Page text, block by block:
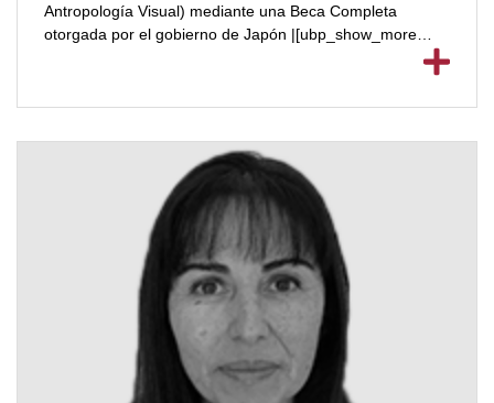
Antropología Visual) mediante una Beca Completa
otorgada por el gobierno de Japón |[ubp_show_more
TPM -Grupo ARCOR | Maestría en Manejo de Vida
Ambiental para el Aeropuerto Córdoba – Administración
Nacional de Aviación Civil – Comisión para la Protección
del Medio Ambiente de la Organización Internacional de
Aviación Civil | Control de Fauna en el Aeropuerto
Córdoba.[/ubp_show_more]